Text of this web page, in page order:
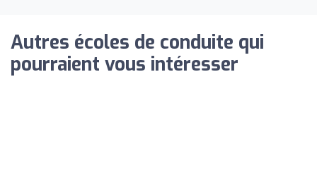
Autres écoles de conduite qui
pourraient vous intéresser